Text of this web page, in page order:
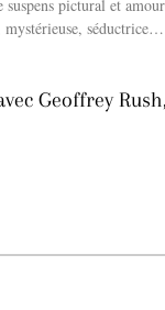
suspens pictural et
Geoffrey